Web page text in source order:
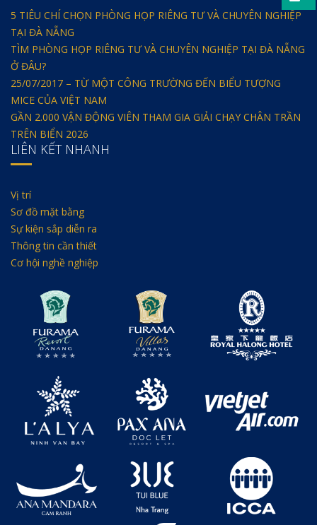
5 TIÊU CHÍ CHỌN PHÒNG HỌP RIÊNG TƯ VÀ CHUYÊN NGHIỆP
TẠI ĐÀ NẴNG
TÌM PHÒNG HỌP RIÊNG TƯ VÀ CHUYÊN NGHIỆP TẠI ĐÀ NẴNG
Ở ĐÂU?
25/07/2017 – TỪ MỘT CÔNG TRƯỜNG ĐẾN BIỂU TƯỢNG
MICE CỦA VIỆT NAM
GẦN 2.000 VẬN ĐỘNG VIÊN THAM GIA GIẢI CHẠY CHÂN TRẦN
TRÊN BIỂN 2026
LIÊN KẾT NHANH
Vị trí
Sơ đồ mặt bằng
Sự kiện sắp diễn ra
Thông tin cần thiết
Cơ hội nghề nghiệp